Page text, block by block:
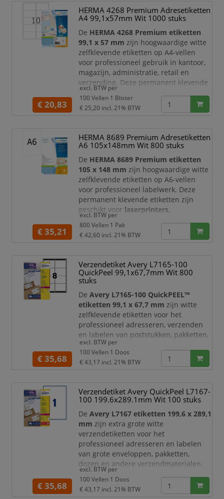
kleurenlaserprinters en
kleurenkopieerapparaten. Dankzij het
compacte formaat zijn ze ideaal voor
adressering, pr
HERMA 4268 Premium Adresetiketten
A4 99,1x57mm Wit 1000 stuks
De HERMA 4268 Premium etiketten
99,1 x 57 mm zijn hoogwaardige witte
zelfklevende etiketten op A4-vellen
voor professioneel gebruik in kantoor,
magazijn, administratie, retail en
verzending. Deze permanent klevende
etiketten zijn geschikt voor
laserprinters, inkjetprinters,
kopieerapparaten,
kleurenkopieerapparaten . Dankzij het
ruime formaat zijn ze ideaal voor
productlabels, barcodes, ar
€ 20,83
excl. BTW per
100 Vellen 1 Blister
€ 25,20 incl. 21% BTW
HERMA 8689 Premium Adresetiketten
A6 105x148mm Wit 800 stuks
De HERMA 8689 Premium etiketten
105 x 148 mm zijn hoogwaardige witte
zelfklevende etiketten op A6-vellen
voor professioneel labelwerk. Deze
permanent klevende etiketten zijn
geschikt voor laserprinters,
inkjetprinters, kopieerapparaten,
kleurenlaserprinters en
kleurenkopieerapparaten. Dankzij het
pakketten, dozen, verzendetiketten,
productlabels, magazijnlabels, ordners,
dossiers en duidelijke identificati
€ 35,21
excl. BTW per
800 Vellen 1 Pak
€ 42,60 incl. 21% BTW
Verzendetiket Avery L7165-100
QuickPeel 99,1x67,7mm Wit 800
stuks
DeAvery L7165-100 QuickPEEL™
etiketten 99,1 x 67,7 mm zijn witte
zelfklevende etiketten voor het
professioneel adresseren, verzenden
en labelen van poststukken, pakketten,
documenten en producten. Dankzij het
ruime formaat bieden deze etiketten
voldoende ruimte voor adresgegevens,
informatie.
Deze Avery etiketten zijn geschikt voor
laserprinters en geoptimaliseerd voor
standaard
€ 35,68
excl. BTW per
100 Vellen 1 Doos
€ 43,17 incl. 21% BTW
Verzendetiket Avery QuickPeel L7167-
100 199.6x289.1mm Wit 100 stuks
DeAvery L7167 etiketten 199,6 x 289,1
mm zijn extra grote witte
verzendetiketten voor het
professioneel adresseren en labelen
van grote enveloppen, pakketten,
dozen en andere verzendmaterialen.
Dankzij het royale A4-formaat biedt
ieder etiket veel ruimte voor
adresgegevens, retourinformatie,
€ 35,68
excl. BTW per
100 Vellen 1 Doos
€ 43,17 incl. 21% BTW